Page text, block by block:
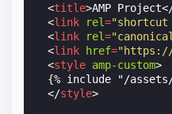
<title>AMP Project
<link rel=
<link rel=
<link href="https://
<style amp-custom>
{% include "/
</style>